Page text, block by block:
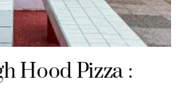
Hood Pizza :